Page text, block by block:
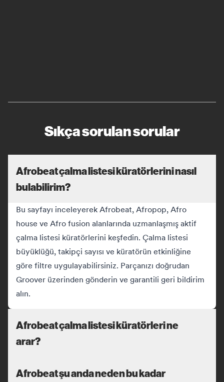
Sıkça sorulan sorular
Afrobeat çalma listesi küratörlerini nasıl
bulabilirim?
Bu sayfayı inceleyerek Afrobeat, Afropop, Afro
house ve Afro fusion alanlarında uzmanlaşmış aktif
çalma listesi küratörlerini keşfedin. Çalma listesi
büyüklüğü, takipçi sayısı ve küratörün etkinliğine
göre filtre uygulayabilirsiniz. Parçanızı doğrudan
Groover üzerinden gönderin ve garantili geri bildirim
alın.
Afrobeat çalma listesi küratörleri ne
arar?
Afrobeat şu anda neden bu kadar